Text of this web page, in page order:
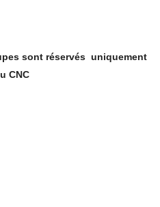
sont réservés uniquement
CNC